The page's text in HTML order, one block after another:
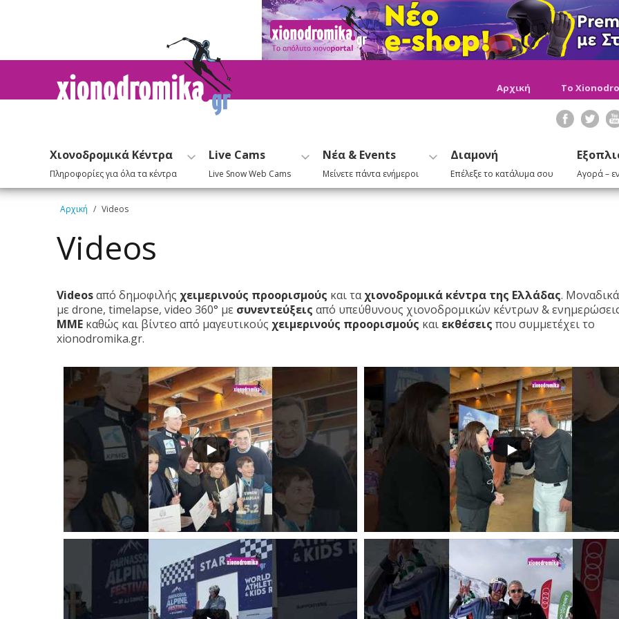
Αρχική Το
Χιονοδρομικά Κέντρα
Πληροφορίες για όλα τα κέντρα
Live Cams
Live Snow Web Cams
Νέα & Events
Μείνετε πάντα ενήμεροι
Διαμονή
Επέλεξε το κατάλυμα σου Αγορά –
Αρχική / Videos
Videos
Videosαπό δημοφιλής χειμερινούς προορισμούς και ταχιονοδρομικά κέντρα της Ελλάδας.
με drone, timelapse, video 360° με συνεντεύξεις από υπεύθυνους χιονοδρομικών κέντρων &
ΜΜΕ καθώς και βίντεο από μαγευτικούς χειμερινούς προορισμούς και εκθέσεις που συμμετέχει το
xionodromika.gr.